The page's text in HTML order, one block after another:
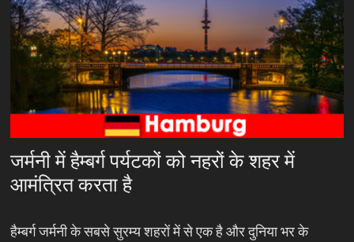
जर्मनी में हैम्बर्ग पर्यटकों को नहरों के शहर में
आमंत्रित करता है
हैम्बर्ग जर्मनी के सबसे सुरम्य शहरों में से एक है और दुनिया भर के